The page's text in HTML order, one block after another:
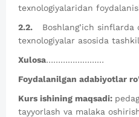
texnologiyalaridan
2.2. Boshlang’ich
texnologiyalar asosida
Xulosa……………………
Foydalanilgan adabiyotlar
Kurs ishining maqsadi:
tayyorlash va malaka